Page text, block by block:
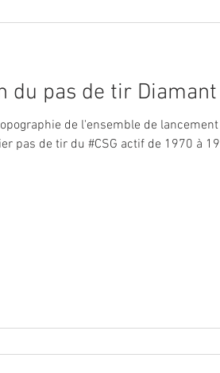
du pas de tir Diamant
de l'ensemble de
pas de tir du #CSG actif de 1970 à